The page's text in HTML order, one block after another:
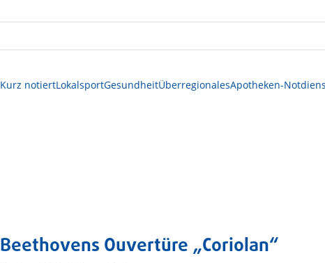
Kurz notiertLokalsportGesundheitÜberregionalesApotheken-
Beethovens Ouvertüre „Coriolan“